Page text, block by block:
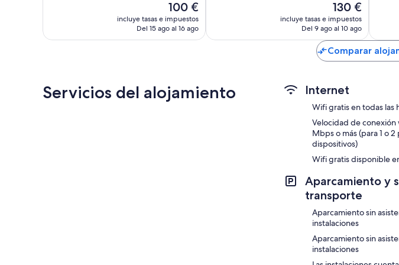
El
precio
actual
100 €
incluye tasas e impuestos
Del 15 ago al 16 ago
El
precio
actual
de
130 €
130 €
incluye tasas e impuestos
Del 9 ago al 10 ago
Comparar
Servicios del alojamiento Internet
Wifi gratis en todas las
Velocidad de conexión
Mbps o más (para 1 o
dispositivos)
Wifi gratis disponible
Aparcamiento y
transporte
Aparcamiento sin
instalaciones
Aparcamiento sin
instalaciones